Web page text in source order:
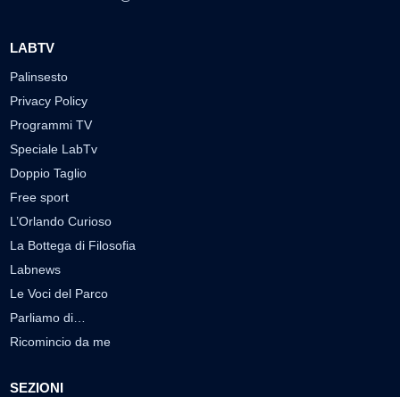
LABTV
Palinsesto
Privacy Policy
Programmi TV
Speciale LabTv
Doppio Taglio
Free sport
L’Orlando Curioso
La Bottega di Filosofia
Labnews
Le Voci del Parco
Parliamo di…
Ricomincio da me
SEZIONI